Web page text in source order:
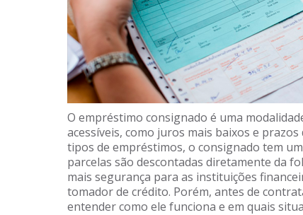
O empréstimo consignado é uma
acessíveis, como juros mais baixos e
tipos de empréstimos, o consignado tem
parcelas são descontadas diretamente da
mais segurança para as instituições
tomador de crédito. Porém, antes de
entender como ele funciona e em quais